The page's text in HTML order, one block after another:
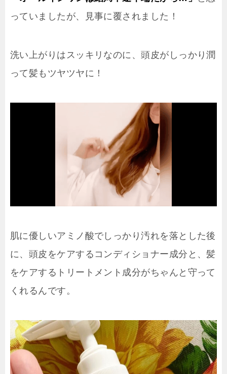
っていましたが、見事に覆されました！
洗い上がりはスッキリなのに、頭皮がしっかり潤
って髪もツヤツヤに！
肌に優しいアミノ酸でしっかり汚れを落とした後
に、頭皮をケアするコンディショナー成分と、髪
をケアするトリートメント成分がちゃんと守って
くれるんです。